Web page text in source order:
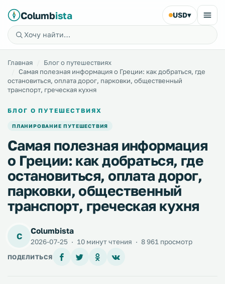
Columbista USD▾
Главная
Блог о путешествиях
Самая полезная информация о Греции: как добраться, где
остановиться, оплата дорог, парковки, общественный
транспорт, греческая кухня
БЛОГ О ПУТЕШЕСТВИЯХ
ПЛАНИРОВАНИЕ ПУТЕШЕСТВИЯ
Самая полезная информация
о Греции: как добраться, где
остановиться, оплата дорог,
парковки, общественный
транспорт, греческая кухня
C
Columbista
2026-07-25 · 10 минут чтения · 8 961 просмотр
ПОДЕЛИТЬСЯ